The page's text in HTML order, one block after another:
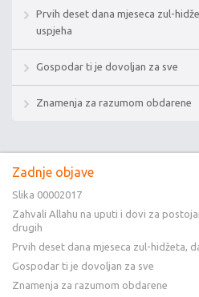
Prvih deset dana mjeseca zul-
uspjeha
Gospodar ti je dovoljan za sve
Znamenja za razumom obdarene
Zadnje objave
Slika 00002017
Zahvali Allahu na uputi i dovi za
drugih
Prvih deset dana mjeseca zul-hidžeta,
Gospodar ti je dovoljan za sve
Znamenja za razumom obdarene